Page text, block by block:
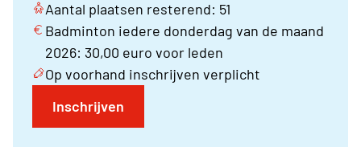
Aantal plaatsen resterend: 51
Badminton iedere donderdag van de maand
2026: 30,00 euro voor leden
Op voorhand inschrijven verplicht
Inschrijven